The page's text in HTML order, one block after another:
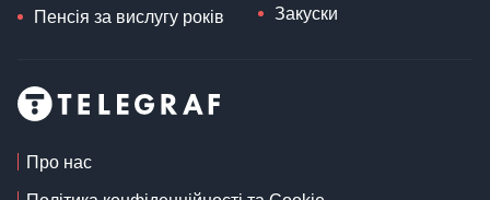
Пенсія за вислугу років Закуски
Про нас